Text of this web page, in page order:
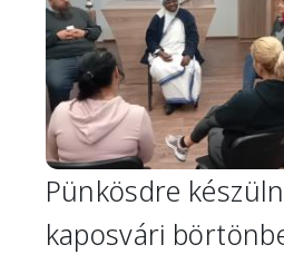
Pünkösdre
kaposvári